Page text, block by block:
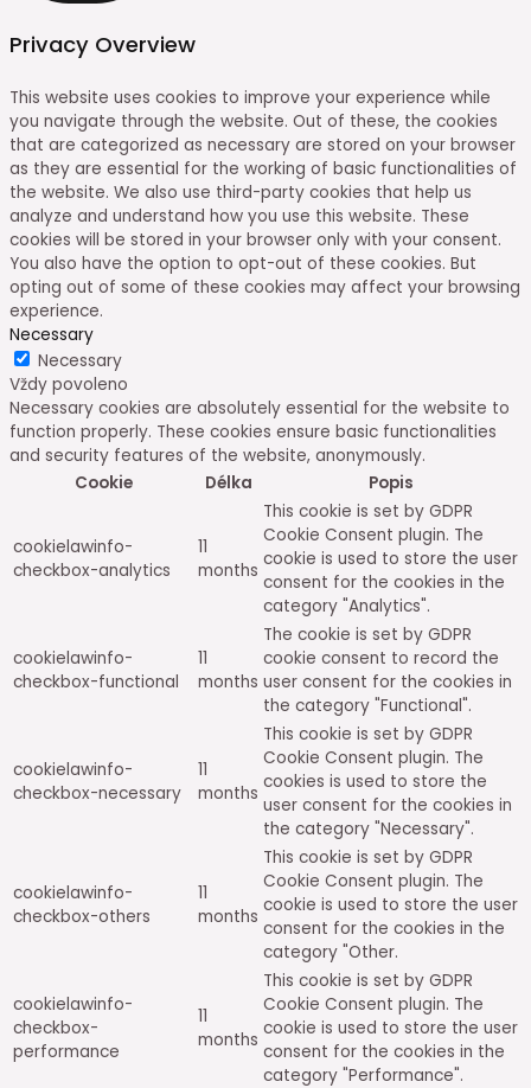
Privacy Overview
This website uses cookies to improve your experience while
you navigate through the website. Out of these, the cookies
that are categorized as necessary are stored on your browser
as they are essential for the working of basic functionalities of
the website. We also use third-party cookies that help us
analyze and understand how you use this website. These
cookies will be stored in your browser only with your consent.
You also have the option to opt-out of these cookies. But
opting out of some of these cookies may affect your browsing
experience.
Necessary
Necessary
Vždy povoleno
Necessary cookies are absolutely essential for the website to
function properly. These cookies ensure basic functionalities
and security features of the website, anonymously.
Cookie
Délka Popis
cookielawinfo-
checkbox-analytics
11
months
This cookie is set by GDPR
Cookie Consent plugin. The
cookie is used to store the user
consent for the cookies in the
category "Analytics".
cookielawinfo-
checkbox-functional
11
months
The cookie is set by GDPR
cookie consent to record the
user consent for the cookies in
the category "Functional".
cookielawinfo-
checkbox-necessary
11
months
This cookie is set by GDPR
Cookie Consent plugin. The
cookies is used to store the
user consent for the cookies in
the category "Necessary".
cookielawinfo-
checkbox-others
11
months
This cookie is set by GDPR
Cookie Consent plugin. The
cookie is used to store the user
consent for the cookies in the
category "Other.
cookielawinfo-
checkbox-
performance
11
months
This cookie is set by GDPR
Cookie Consent plugin. The
cookie is used to store the user
consent for the cookies in the
category "Performance".